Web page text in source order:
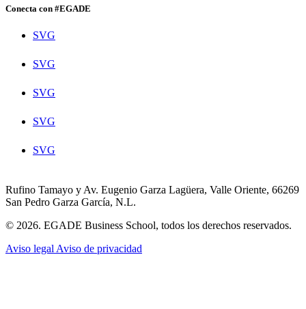
Conecta con #EGADE
SVG
SVG
SVG
SVG
SVG
Rufino Tamayo y Av. Eugenio Garza Lagüera, Valle Oriente, 66269
San Pedro Garza García, N.L.
© 2026. EGADE Business School, todos los derechos reservados.
Aviso legal Aviso de privacidad